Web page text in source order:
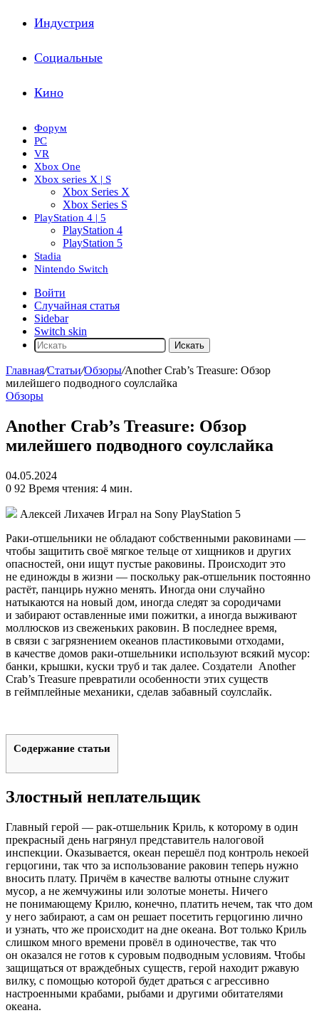
Индустрия
Социальные
Кино
Форум
PC
VR
Xbox One
Xbox series X | S
Xbox Series X
Xbox Series S
PlayStation 4 | 5
PlayStation 4
PlayStation 5
Stadia
Nintendo Switch
Войти
Случайная статья
Sidebar
Switch skin
Искать
Главная/Статьи/Обзоры/Another Crab’s Treasure: Обзор
милейшего подводного соулслайка
Обзоры
Another Crab’s Treasure: Обзор
милейшего подводного соулслайка
04.05.2024
0 92 Время чтения: 4 мин.
Алексей Лихачев Играл на Sony PlayStation 5
Раки-отшельники не обладают собственными раковинами —
чтобы защитить своё мягкое тельце от хищников и других
опасностей, они ищут пустые раковины. Происходит это
не единожды в жизни — поскольку рак-отшельник постоянно
растёт, панцирь нужно менять. Иногда они случайно
натыкаются на новый дом, иногда следят за сородичами
и забирают оставленные ими пожитки, а иногда выживают
моллюсков из свеженьких раковин. В последнее время,
в связи с загрязнением океанов пластиковыми отходами,
в качестве домов раки-отшельники используют всякий мусор:
банки, крышки, куски труб и так далее. Создатели Another
Crab’s Treasure превратили особенности этих существ
в геймплейные механики, сделав забавный соулслайк.
Содержание статьи
Злостный неплательщик
Главный герой — рак-отшельник Криль, к которому в один
прекрасный день нагрянул представитель налоговой
инспекции. Оказывается, океан перешёл под контроль некоей
герцогини, так что за использование раковин теперь нужно
вносить плату. Причём в качестве валюты отныне служит
мусор, а не жемчужины или золотые монеты. Ничего
не понимающему Крилю, конечно, платить нечем, так что дом
у него забирают, а сам он решает посетить герцогиню лично
и узнать, что же происходит на дне океана. Вот только Криль
слишком много времени провёл в одиночестве, так что
он оказался не готов к суровым подводным условиям. Чтобы
защищаться от враждебных существ, герой находит ржавую
вилку, с помощью которой будет драться с агрессивно
настроенными крабами, рыбами и другими обитателями
океана.